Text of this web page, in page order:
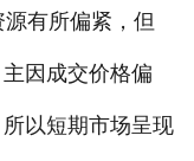
有所偏紧，但
因成交价格偏
以短期市场呈现